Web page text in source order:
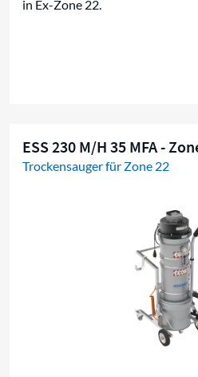
in Ex-Zone 22.
ESS 230 M/H 35 MFA -
Trockensauger für Zone 22